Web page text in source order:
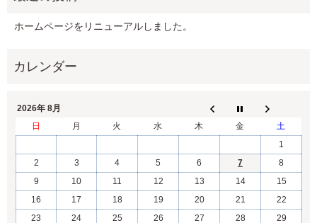
ホームページをリニューアルしました。
2026年 8月
日
月 火 水 木 金
土
1
2
3 4 5 6 7
8
9
10 11 12 13 14
15
16
17 18 19 20 21
22
23
24 25 26 27 28 29